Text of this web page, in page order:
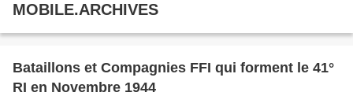
MOBILE.ARCHIVES
Bataillons et Compagnies FFI qui forment le 41°
RI en Novembre 1944